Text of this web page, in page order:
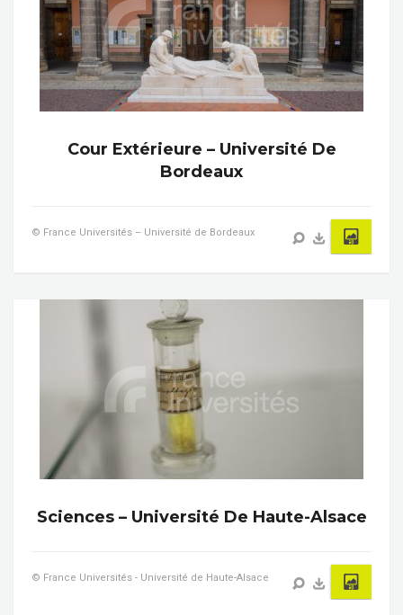
Cour Extérieure – Université De
Bordeaux
© France Universités – Université de Bordeaux
Sciences – Université De Haute-Alsace
© France Universités - Université de Haute-Alsace